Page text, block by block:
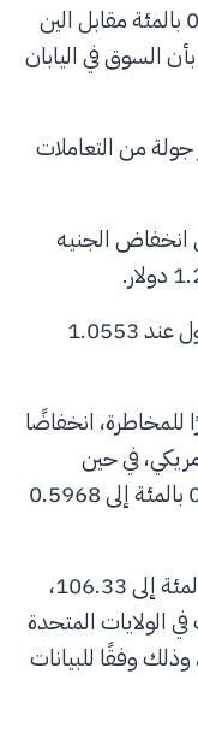
وبالمثل، شهد اليورو انخفاضًا بنسبة 0.4 بالمئة مقابل الين
السوق في اليابان
من التعاملات
انخفاض الجنيه
وتراجع اليورو بنسبة 0.32 بالمئة ويتداول عند 1.0553
للمخاطرة، انخفاضًا
إلى 0.6347 دولار أمريكي، في حين
انخفض الدولار النيوزيلندي بنسبة 0.36 بالمئة إلى 0.5968
وشهد مؤشر الدولار ارتفاعًا بنسبة 0.1 بالمئة إلى 106.33،
الولايات المتحدة
وذلك وفقًا للبيانات